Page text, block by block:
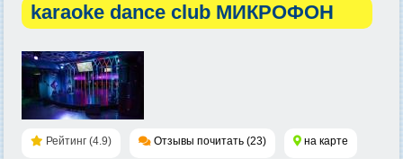
karaoke dance club МИКРОФОН
Рейтинг (4.9) Отзывы почитать (23) на карте